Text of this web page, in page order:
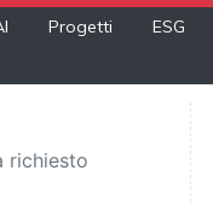
Progetti ESG
richiesto